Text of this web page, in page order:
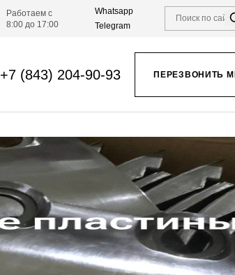
Работаем с
8:00 до 17:00
Whatsapp
Telegram
+7 (843) 204-90-93 ПЕРЕЗВОНИТЬ